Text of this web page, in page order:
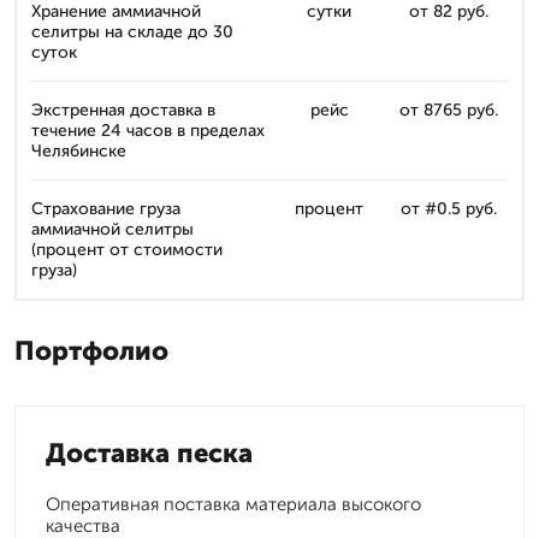
Хранение аммиачной
селитры на складе до 30
суток
сутки от 82 руб.
Экстренная доставка в
течение 24 часов в пределах
Челябинске
рейс от 8765 руб.
Страхование груза
аммиачной селитры
(процент от стоимости
груза)
процент от #0.5 руб.
Портфолио
Доставка песка
Оперативная поставка материала высокого
качества